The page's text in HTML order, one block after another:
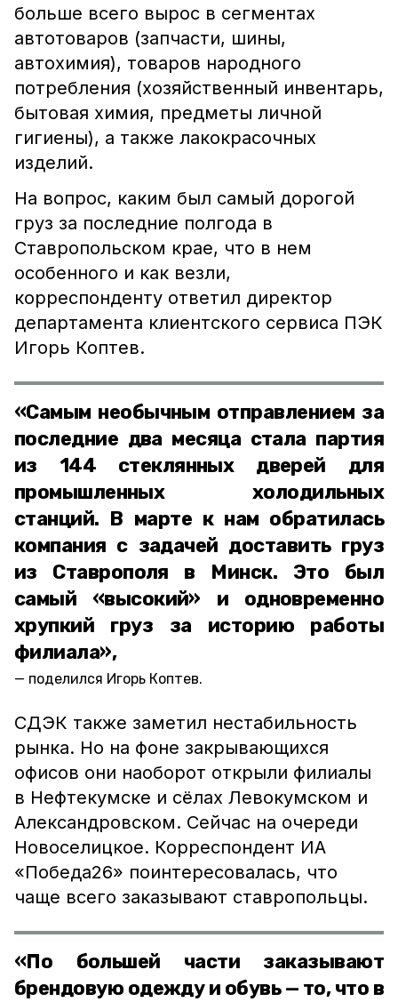
больше всего вырос в сегментах
автотоваров (запчасти, шины,
автохимия), товаров народного
потребления (хозяйственный инвентарь,
бытовая химия, предметы личной
гигиены), а также лакокрасочных
изделий.
На вопрос, каким был самый дорогой
груз за последние полгода в
Ставропольском крае, что в нем
особенного и как везли,
корреспонденту ответил директор
департамента клиентского сервиса ПЭК
Игорь Коптев.
«Самым необычным отправлением за
последние два месяца стала партия
из 144 стеклянных дверей для
промышленных холодильных
станций. В марте к нам обратилась
компания с задачей доставить груз
из Ставрополя в Минск. Это был
самый «высокий» и одновременно
хрупкий груз за историю работы
филиала»,
поделился Игорь Коптев.
СДЭК также заметил нестабильность
рынка. Но на фоне закрывающихся
офисов они наоборот открыли филиалы
в Нефтекумске и сёлах Левокумском и
Александровском. Сейчас на очереди
Новоселицкое. Корреспондент ИА
«Победа26» поинтересовалась, что
чаще всего заказывают ставропольцы.
«По большей части заказывают
брендовую одежду и обувь — то, что в